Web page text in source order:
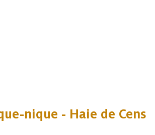
nique - Haie de Cens